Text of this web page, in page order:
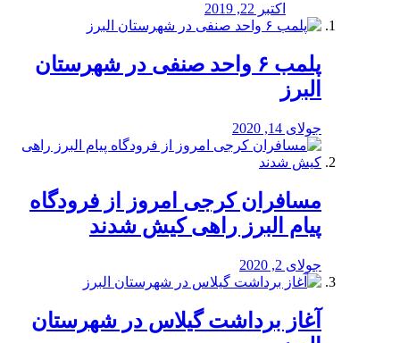
اکتبر 22, 2019
پلمب ۶ واحد صنفی در شهرستان
البرز
جولای 14, 2020
مسافران کرجی امروز از فرودگاه
پیام البرز راهی کیش شدند
جولای 2, 2020
آغاز برداشت گیلاس در شهرستان